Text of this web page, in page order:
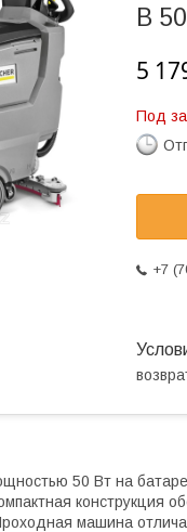
B
5
Под
+7
50 Вт на
конструкция
машина